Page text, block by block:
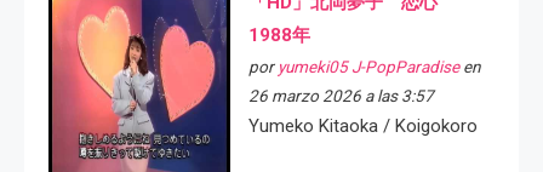
1988年
por yumeki05 J-PopParadiseen
26 marzo 2026 a las 3:57
Yumeko Kitaoka / Koigokoro